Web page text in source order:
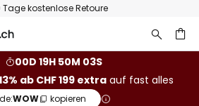
Tage kostenlose Retoure
00D 19H 50M 02S
ab CHF 199 extra auf fast alles
WOW kopieren